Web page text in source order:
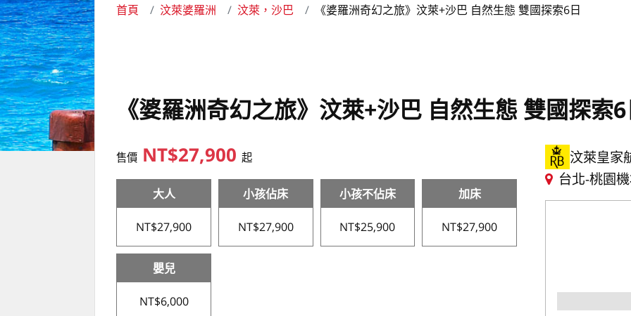
首頁 汶萊婆羅洲 汶萊，沙巴 《婆羅洲奇幻之旅》汶萊+沙巴 自然生態 雙國探索6日
《婆羅洲奇幻之旅》汶萊+沙巴 自然生態 雙國探索
售價 NT$27,900起
大人
NT$27,900
小孩佔床
NT$27,900
小孩不佔床
NT$25,900
加床
NT$27,900
嬰兒
NT$6,000
汶萊皇家
台北-桃園